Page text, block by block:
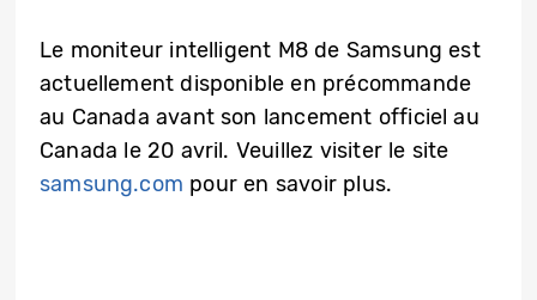
Le moniteur intelligent M8 de Samsung est
actuellement disponible en précommande
au Canada avant son lancement officiel au
Canada le 20 avril. Veuillez visiter le site
samsung.com pour en savoir plus.